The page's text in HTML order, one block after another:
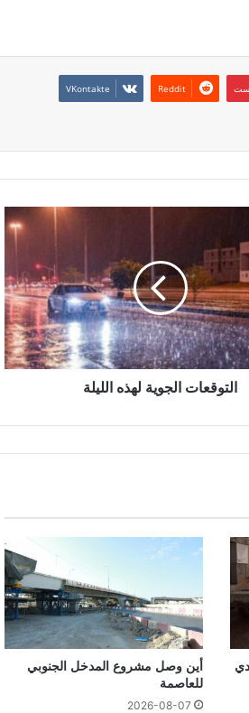
التوقعات الجوية لهذه الليلة
أين وصل مشروع المدخل الجنوبي
للعاصمة
2026-08-07